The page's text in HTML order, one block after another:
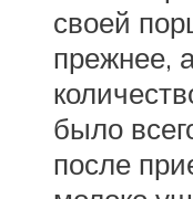
своей
прежнее,
было
после